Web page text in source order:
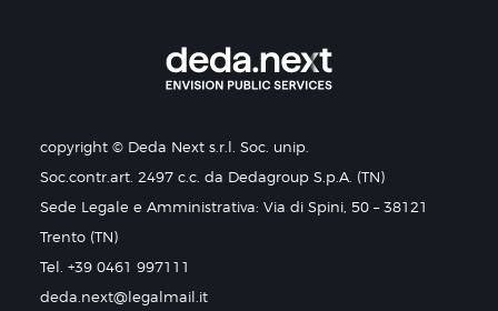
copyright © Deda Next s.r.l. Soc. unip.
Soc.contr.art. 2497 c.c. da Dedagroup S.p.A. (TN)
Sede Legale e Amministrativa: Via di Spini, 50 – 38121
Trento (TN)
Tel. +39 0461 997111
deda.next@legalmail.it